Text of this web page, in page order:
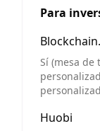
Para
Sí (mesa
Huobi